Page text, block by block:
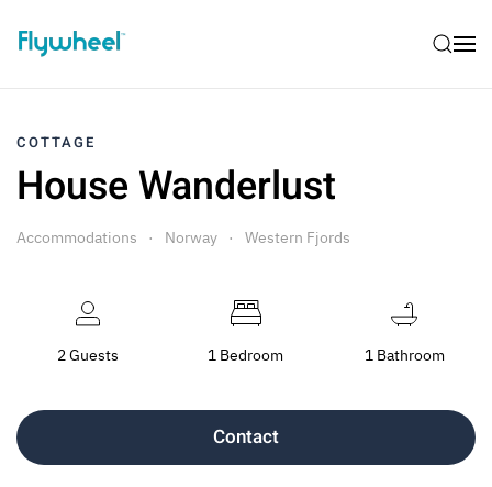
COTTAGE
House Wanderlust
Accommodations Norway Western Fjords
2 Guests 1 Bedroom 1 Bathroom
Contact